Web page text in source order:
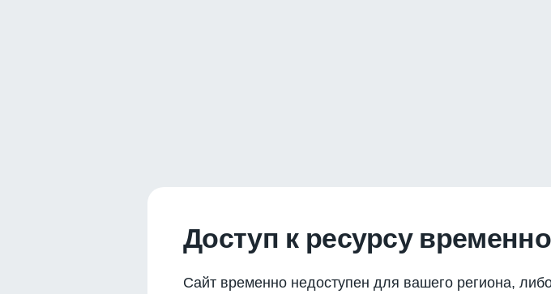
Доступ к ресурсу
Сайт временно недоступен для вашего региона,